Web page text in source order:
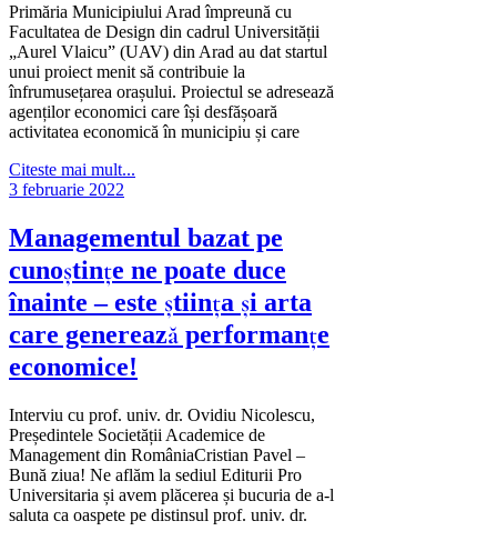
Primăria Municipiului Arad împreună cu
Facultatea de Design din cadrul Universității
„Aurel Vlaicu” (UAV) din Arad au dat startul
unui proiect menit să contribuie la
înfrumusețarea orașului. Proiectul se adresează
agenților economici care își desfășoară
activitatea economică în municipiu și care
Citeste mai mult...
3 februarie 2022
Managementul bazat pe
cunoștințe ne poate duce
înainte – este știința și arta
care generează performanțe
economice!
Interviu cu prof. univ. dr. Ovidiu Nicolescu,
Președintele Societății Academice de
Management din RomâniaCristian Pavel –
Bună ziua! Ne aflăm la sediul Editurii Pro
Universitaria și avem plăcerea și bucuria de a-l
saluta ca oaspete pe distinsul prof. univ. dr.